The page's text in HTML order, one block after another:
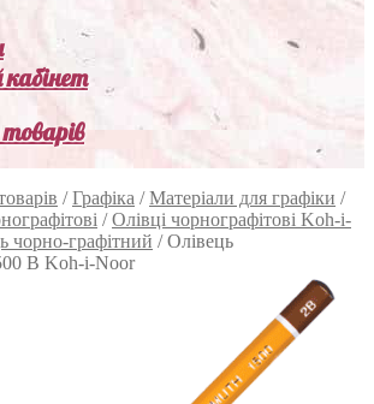
/Графіка /Матеріали для графіки /
/Олівці чорнографітові Koh-i-
чорно-графітний /Олівець
B Koh-i-Noor